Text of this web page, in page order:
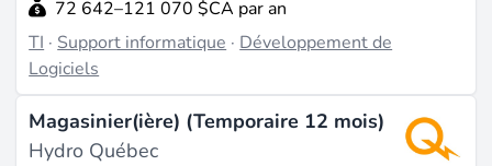
72 642–121 070 $CA par an
TI · Support informatique · Développement de
Logiciels
Magasinier(ière) (Temporaire 12 mois)
Hydro Québec